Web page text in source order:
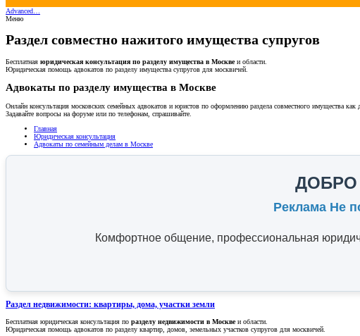
Advanced…
Меню
Раздел совместно нажитого имущества супругов
Бесплатная юридическая консультация по разделу имущества в Москвеи области.
Юридическая помощь адвокатов по разделу имущества супругов для москвичей.
Адвокаты по разделу имущества в Москве
Онлайн консультация московских семейных адвокатов и юристов по оформлению раздела совместного имущества как
Задавайте вопросы на форуме или по телефонам, спрашивайте.
Главная
Юридическая консультация
Адвокаты по семейным делам в Москве
Реклама Не
Комфортное общение, профессиональная
Раздел недвижимости: квартиры, дома, участки земли
Бесплатная юридическая консультация по разделу недвижимости в Москвеи области.
Юридическая помощь адвокатов по разделу квартир, домов, земельных участков супругов для москвичей.